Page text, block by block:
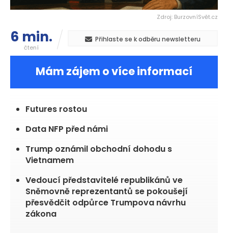
Zdroj: BurzovníSvět.cz
6 min.
čtení
Přihlaste se k odběru newsletteru
Mám zájem o více informací
Futures rostou
Data NFP před námi
Trump oznámil obchodní dohodu s
Vietnamem
Vedoucí představitelé republikánů ve
Sněmovně reprezentantů se pokoušejí
přesvědčit odpůrce Trumpova návrhu
zákona